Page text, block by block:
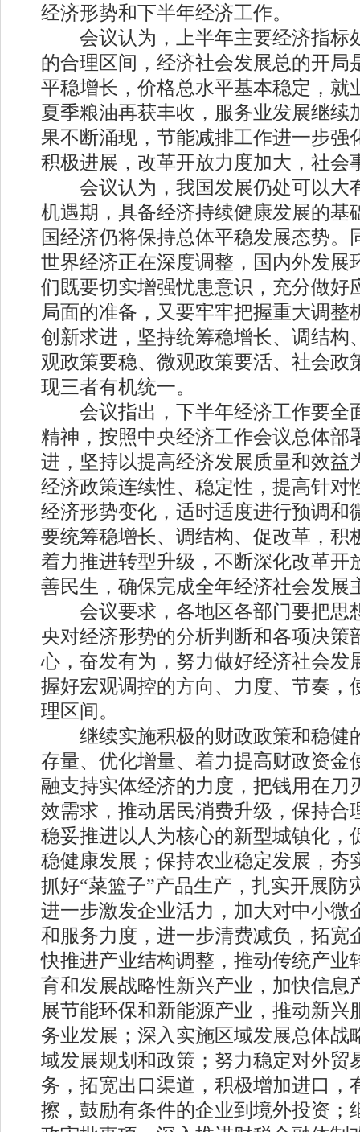
经济形势和下半年经济工作。
会议认为，上半年主要经济指标
的合理区间，经济社会发展总的开局
平稳增长，价格总水平基本稳定，就
夏季粮油再获丰收，服务业发展继续
果不断涌现，节能减排工作进一步强
积极进展，改革开放力度加大，社会
会议认为，我国发展仍处可以大
机遇期，具备经济持续健康发展的基
国经济仍将保持总体平稳发展态势。
世界经济正在深度调整，国内外发展
们既要切实增强忧患意识，充分做好
局面的准备，又要牢牢把握重大调整
创新求进，坚持统筹稳增长、调结构
观政策要稳、微观政策要活、社会政
现三者有机统一。
会议指出，下半年经济工作要全
精神，按照中央经济工作会议总体部
进，坚持以提高经济发展质量和效益
经济政策连续性、稳定性，提高针对
经济形势变化，适时适度进行预调和
要统筹稳增长、调结构、促改革，积
着力推进转型升级，不断深化改革开
善民生，确保完成全年经济社会发展
会议要求，各地区各部门要把思
央对经济形势的分析判断和各项决策
心，奋发有为，努力做好经济社会发
握好宏观调控的方向、力度、节奏，
理区间。
继续实施积极的财政政策和稳健
存量、优化增量、着力提高财政资金
融支持实体经济的力度，把钱用在刀
效需求，推动居民消费升级，保持合
稳妥推进以人为核心的新型城镇化，
稳健康发展；保持农业稳定发展，夯
抓好“菜篮子”产品生产，扎实开展防
进一步激发企业活力，加大对中小微
和服务力度，进一步清费减负，拓宽
快推进产业结构调整，推动传统产业
育和发展战略性新兴产业，加快信息
展节能环保和新能源产业，推动新兴
务业发展；深入实施区域发展总体战
域发展规划和政策；努力稳定对外贸
务，拓宽出口渠道，积极增加进口，
擦，鼓励有条件的企业到境外投资；